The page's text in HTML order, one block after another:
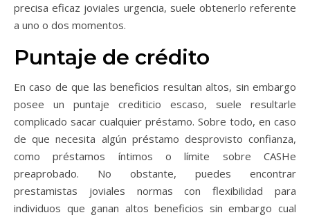
precisa eficaz joviales urgencia, suele obtenerlo referente
a uno o dos momentos.
Puntaje de crédito
En caso de que las beneficios resultan altos, sin embargo
posee un puntaje crediticio escaso, suele resultarle
complicado sacar cualquier préstamo. Sobre todo, en caso
de que necesita algún préstamo desprovisto confianza,
como préstamos íntimos o límite sobre CASHe
preaprobado. No obstante, puedes encontrar
prestamistas joviales normas con flexibilidad para
individuos que ganan altos beneficios sin embargo cual